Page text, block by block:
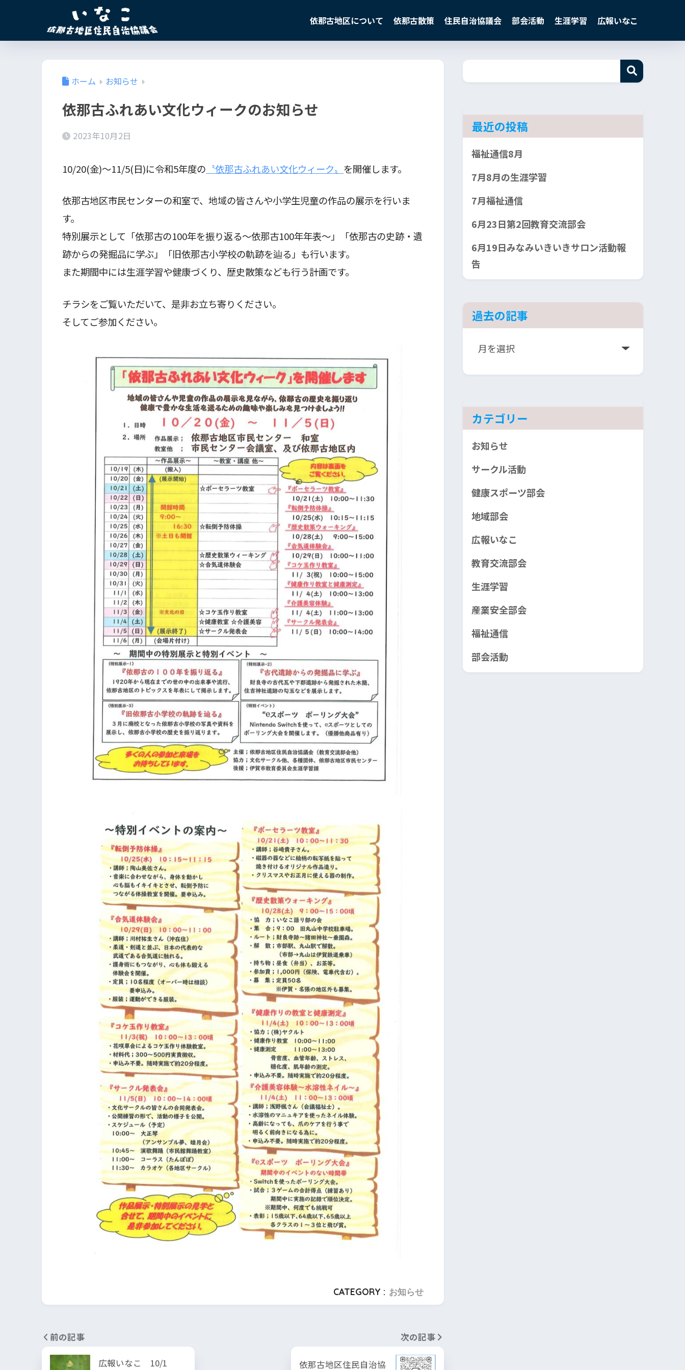
依那古地区について 依那古散策 住民自治協議会 部会活動 生涯学習 広報いなこ
ホーム お知らせ
依那古ふれあい文化ウィークのお知らせ
2023年10月2日
10/20(金)～11/5(日)に令和5年度の 〝依那古ふれあい文化ウィーク〟 を開催します。
依那古地区市民センターの和室で、地域の皆さんや小学生児童の作品の展示を行いま
す。
特別展示として「依那古の100年を振り返る～依那古100年年表～」「依那古の史跡・遺
跡からの発掘品に学ぶ」「旧依那古小学校の軌跡を辿る」も行います。
また期間中には生涯学習や健康づくり、歴史散策なども行う計画です。
チラシをご覧いただいて、是非お立ち寄りください。
そしてご参加ください。
CATEGORY : お知らせ
前の記事
広報いなこ 10/1
次の記事
依那古地区住民自治協
最近の投稿
福祉通信8月
7月8月の生涯学習
7月福祉通信
6月23日第2回教育交流部会
6月19日みなみいきいきサロン活動報
告
過去の記事
ア
カ
ブ
カテゴリー
お知らせ
サークル活動
健康スポーツ部会
地域部会
広報いなこ
教育交流部会
生涯学習
産業安全部会
福祉通信
部会活動